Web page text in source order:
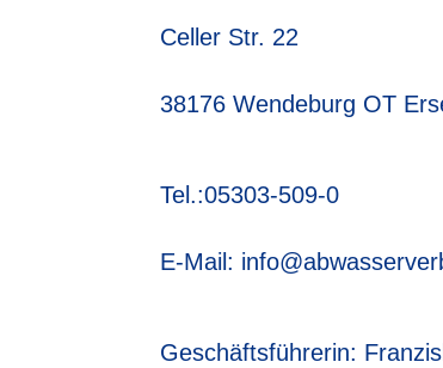
Celler Str. 22
38176 Wendeburg OT
Tel.:05303-509-0
E-Mail:
Geschäftsführerin: